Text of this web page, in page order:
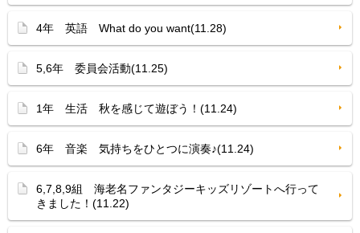
4年 英語 What do you want(11.28)
5,6年 委員会活動(11.25)
1年 生活 秋を感じて遊ぼう！(11.24)
6年 音楽 気持ちをひとつに演奏♪(11.24)
6,7,8,9組 海老名ファンタジーキッズリゾートへ行って
きました！(11.22)